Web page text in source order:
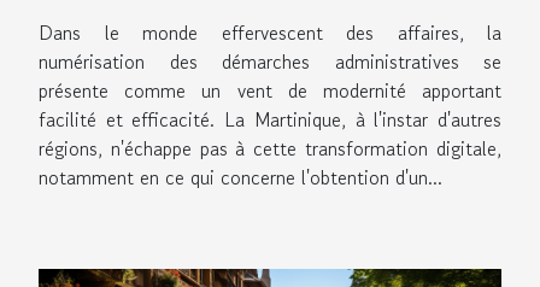
Dans le monde effervescent des affaires, la
numérisation des démarches administratives se
présente comme un vent de modernité apportant
facilité et efficacité. La Martinique, à l'instar d'autres
régions, n'échappe pas à cette transformation digitale,
notamment en ce qui concerne l'obtention d'un...